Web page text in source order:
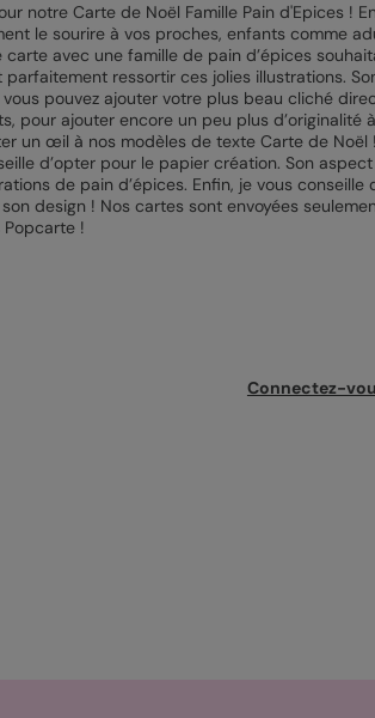
notre Carte de Noël Famille Pain d'Epices !
le sourire à vos proches, enfants comme
carte avec une famille de pain d’épices
ressortir ces jolies illustrations.
pouvez ajouter votre plus beau cliché
pour ajouter encore un peu plus d’originalité
un œil à nos modèles de texte Carte de Noël
d’opter pour le papier création. Son
de pain d’épices. Enfin, je vous conseille
design ! Nos cartes sont envoyées
Popcarte !
Connectez-